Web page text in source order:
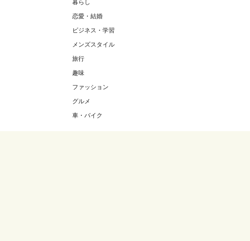
暮らし
恋愛・結婚
ビジネス・学習
メンズスタイル
旅行
趣味
ファッション
グルメ
車・バイク